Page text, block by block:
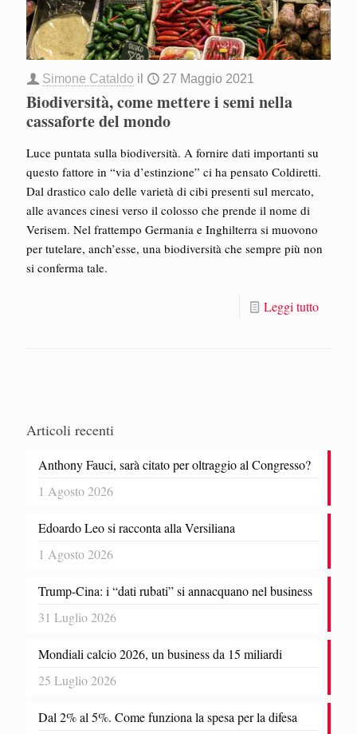
Simone Cataldo il 27 Maggio 2021
Biodiversità, come mettere i semi nella
cassaforte del mondo
Luce puntata sulla biodiversità. A fornire dati importanti su
questo fattore in “via d’estinzione” ci ha pensato Coldiretti.
Dal drastico calo delle varietà di cibi presenti sul mercato,
alle avances cinesi verso il colosso che prende il nome di
Verisem. Nel frattempo Germania e Inghilterra si muovono
per tutelare, anch’esse, una biodiversità che sempre più non
si conferma tale.
Leggi tutto
Articoli recenti
Anthony Fauci, sarà citato per oltraggio al Congresso?
1 Agosto 2026
Edoardo Leo si racconta alla Versiliana
1 Agosto 2026
Trump-Cina: i “dati rubati” si annacquano nel business
31 Luglio 2026
Mondiali calcio 2026, un business da 15 miliardi
25 Luglio 2026
Dal 2% al 5%. Come funziona la spesa per la difesa